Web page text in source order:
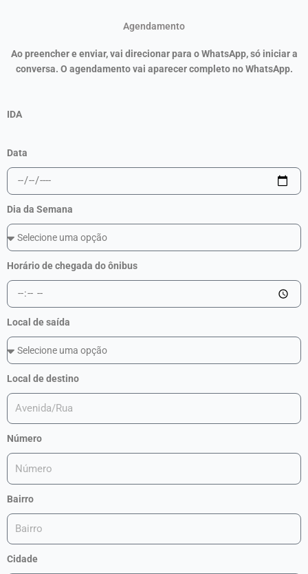
Agendamento
Ao preencher e enviar, vai direcionar para o WhatsApp, só iniciar a
conversa. O agendamento vai aparecer completo no WhatsApp.
IDA
Data
Dia da Semana
Horário de chegada do ônibus
Local de saída
Local de destino
Número
Bairro
Cidade